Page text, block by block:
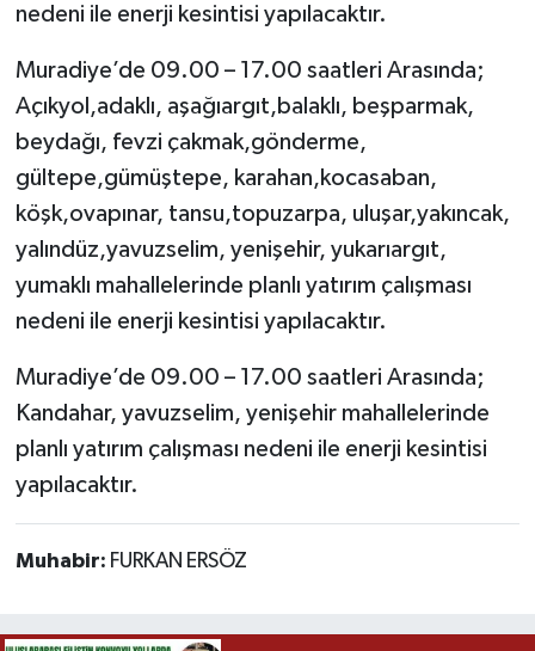
nedeni ile enerji kesintisi yapılacaktır.
Muradiye’de 09.00 – 17.00 saatleri Arasında;
Açıkyol,adaklı, aşağıargıt,balaklı, beşparmak,
beydağı, fevzi çakmak,gönderme,
gültepe,gümüştepe, karahan,kocasaban,
köşk,ovapınar, tansu,topuzarpa, uluşar,yakıncak,
yalındüz,yavuzselim, yenişehir, yukarıargıt,
yumaklı mahallelerinde planlı yatırım çalışması
nedeni ile enerji kesintisi yapılacaktır.
Muradiye’de 09.00 – 17.00 saatleri Arasında;
Kandahar, yavuzselim, yenişehir mahallelerinde
planlı yatırım çalışması nedeni ile enerji kesintisi
yapılacaktır.
Muhabir: FURKAN ERSÖZ